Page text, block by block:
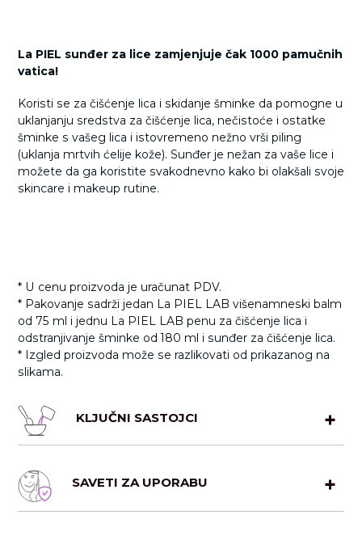
La PIEL sunđer za lice zamjenjuje čak 1000 pamučnih
vatica!
Koristi se za čišćenje lica i skidanje šminke da pomogne u
uklanjanju sredstva za čišćenje lica, nečistoće i ostatke
šminke s vašeg lica i istovremeno nežno vrši piling
(uklanja mrtvih ćelije kože). Sunđer je nežan za vaše lice i
možete da ga koristite svakodnevno kako bi olakšali svoje
skincare i makeup rutine.
* U cenu proizvoda je uračunat PDV.
* Pakovanje sadrži jedan La PIEL LAB višenamneski balm
od 75 ml i jednu La PIEL LAB penu za čišćenje lica i
odstranjivanje šminke od 180 ml i sunđer za čišćenje lica.
* Izgled proizvoda može se razlikovati od prikazanog na
slikama.
KLJUČNI SASTOJCI
Ulja i puteri efikasno, ali nežno uklanjaju šminku i sve
nečistoće, dok istovremeno neguju kožu i pripremaju je
za ostatak rutine. Ulja (ulje avokada, kokosovo ulje) i puteri
SAVETI ZA UPORABU